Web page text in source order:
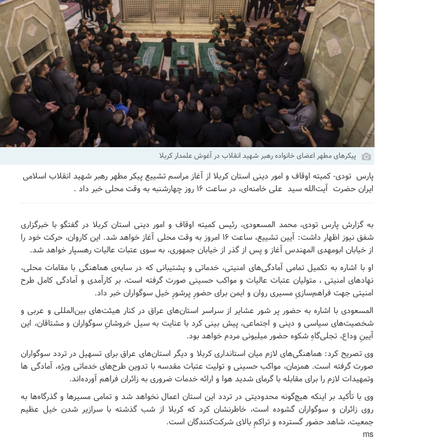
پیکرهای مطهر اعضای خانواده رهبر شهید انقلاب در آغوش علمدار کربلا
پارس تودی- کمیته اوقاف و امور دینی استان کربلا از آغاز مراسم تشییع پیکر مطهر رهبر شهید انقلاب اسلامی
ایران حضرت آیت‌الله سید علی خامنه‌ای، در ساعت ۱۶ روز چهارشنبه به وقت محلی خبر داد .
به گزارش پارس تودی، محمد المسعودی، رئیس کمیته اوقاف و امور دینی استان کربلا در گفتگو با خبرگزاری
شفق نیوز اظهار داشت: آیین تشییع، ساعت ۱۶ امروز به وقت محلی آغاز خواهد شد. این کاروان، حرکت خود را
از خیابان ابومهدی المهندس آغاز و پس از گذر از خیابان جمهوری، به سوی عتبات عالیات رهسپار خواهد شد.
او با اشاره به تکمیل تمامی آمادگی‌های امنیتی، خدماتی و پشتیبانی که در سایه‌ی هماهنگی با مقامات محلی،
نهادهای امنیتی ، متولیان عتبات عالیات و مواکب حسینی صورت گرفته است، بر کارآمدی و آمادگی کامل طرح
امنیتی جهت فراهم‌سازیِ مسیری روان و ایمن برای حضورِ پرشورِ خیل سوگواران خبر داد.
المسعودی با اشاره به حضور پر شور عشایر از سراسر استان‌های عراق در کنار هیئت‌های بین‌المللی و عربی و
شخصیت‌های سیاسی و دینی و اجتماعی، پیش بینی کرد با عنایت به سیل خروشانِ سوگواران و مشتاقان، این
آیینِ وداع، تجلی‌گاهِ شکوه حضور میلیونی مردم خواهد بود.
وی تصریح کرد: هماهنگی‌های لازم میان استانداری کربلا و دیگر استان‌های عراق برای تسهیل در تردد سوگواران
صورت گرفته است. همزمان، مواکب حسینی و تولیت عتبات مقدسه با تدوین طرح‌های خدماتی ویژه، آمادگی ها
وتمهیدات لازم را برای مقابله با گرمای شدید هوا و ارائه خدمات ضروری به زائران فراهم آورده‌اند.
وی با تأکید بر اینکه هیچ‌گونه محدودیتی در تردد این استان اعمال نخواهد شد و تمامی مسیرها و گذرگاه‌ها به
روی زائران و سوگواران گشوده است، خاطرنشان کرد که کربلا از شب گذشته با سرازیر شدن خیل عظیم
جمعیت، شاهد حضور گسترده و تراکمِ بالای شرکت‌کنندگان است.
ms